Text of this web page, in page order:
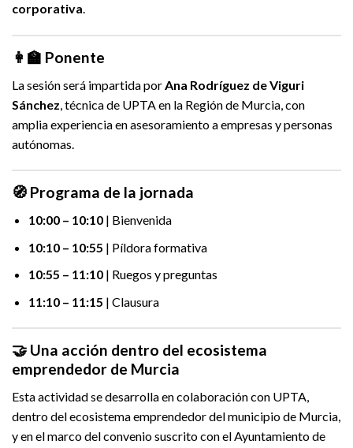
corporativa.
👩‍🏫 Ponente
La sesión será impartida por Ana Rodríguez de Viguri
Sánchez , técnica de UPTA en la Región de Murcia, con
amplia experiencia en asesoramiento a empresas y personas
autónomas.
🧭 Programa de la jornada
10:00 – 10:10| Bienvenida
10:10 – 10:55 | Píldora formativa
10:55 – 11:10| Ruegos y preguntas
11:10 – 11:15 | Clausura
🤝 Una acción dentro del ecosistema
emprendedor de Murcia
Esta actividad se desarrolla en colaboración con UPTA,
dentro del ecosistema emprendedor del municipio de Murcia,
y en el marco del convenio suscrito con el Ayuntamiento de